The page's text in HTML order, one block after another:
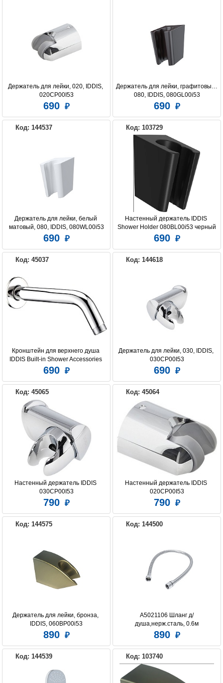
Держатель для лейки, 020, IDDIS,
020CP00I53
690
Держатель для лейки, графитовый,
080, IDDIS, 080GL00i53
690
Код: 144537
Держатель для лейки, белый
матовый, 080, IDDIS, 080WL00i53
690
Код: 103729
Настенный держатель IDDIS
Shower Holder 080BL00i53 черный
690
Код: 45037
Кронштейн для верхнего душа
IDDIS Built-in Shower Accessories
001MINSi61 хром
690
Код: 144618
Держатель для лейки, 030, IDDIS,
030CP00I53
690
Код: 45065
Настенный держатель IDDIS
030CP00I53
790
Код: 45064
Настенный держатель IDDIS
020CP00I53
790
Код: 144575
Держатель для лейки, бронза,
IDDIS, 060BP00i53
890
Код: 144500
A5021106 Шланг д/
душа,нерж.сталь, 0.6м
890
Код: 144539 Код: 103740